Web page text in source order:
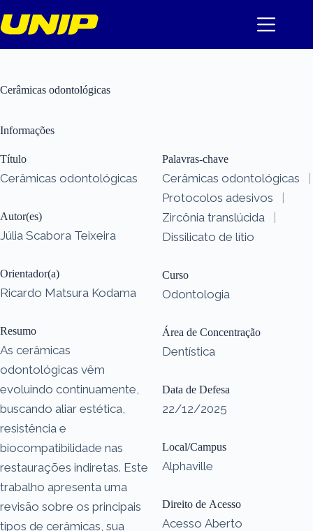
para
o
Cerâmicas odontológicas
Informações
Título
Cerâmicas odontológicas
Autor(es)
Júlia Scabora Teixeira
Orientador(a)
Ricardo Matsura Kodama
Resumo
As cerâmicas
odontológicas vêm
evoluindo continuamente,
buscando aliar estética,
resistência e
biocompatibilidade nas
restaurações indiretas. Este
trabalho apresenta uma
revisão sobre os principais
tipos de cerâmicas, sua
Palavras-chave
Cerâmicas odontológicas
|
Protocolos adesivos
|
Zircônia translúcida
|
Dissilicato de lítio
Curso
Odontologia
Área de Concentração
Dentística
Data de Defesa
22/12/2025
Local/Campus
Alphaville
Direito de Acesso
Acesso Aberto